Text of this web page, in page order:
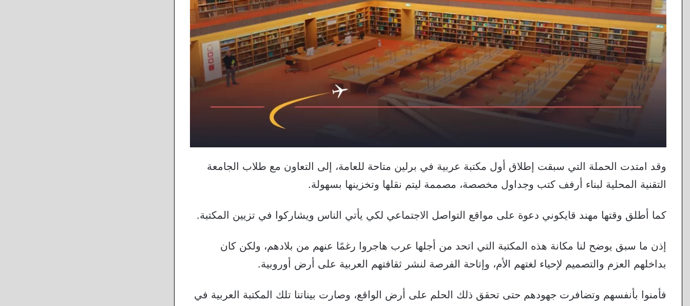
وقد امتدت الحملة التي سبقت إطلاق أول مكتبة عربية في برلين متاحة للعامة، إلى التعاون مع طلاب الجامعة
التقنية المحلية لبناء أرفف كتب وجداول مخصصة، مصممة ليتم نقلها وتخزينها بسهولة.
كما أطلق وقتها مهند قايكوني دعوة على مواقع التواصل الاجتماعي لكي يأتي الناس ويشاركوا في تزيين المكتبة.
إذن ما سبق يوضح لنا مكانة هذه المكتبة التي اتحد من أجلها عرب هاجروا رغمًا عنهم من بلادهم، ولكن كان
بداخلهم العزم والتصميم لإحياء لغتهم الأم، وإتاحة الفرصة لنشر ثقافتهم العربية على أرض أوروبية.
فأمنوا بأنفسهم وتضافرت جهودهم حتى تحقق ذلك الحلم على أرض الواقع، وصارت بيناتنا تلك المكتبة العربية في